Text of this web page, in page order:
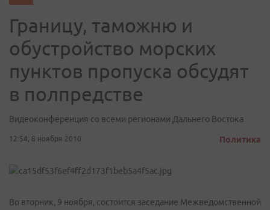
Границу, таможню и
обустройство морских
пунктов пропуска обсудят
в полпредстве
Видеоконференция со всеми регионами Дальнего Востока
12:54, 8 ноября 2010 Политика
Во вторник, 9 ноября, состоится заседание Межведомственной